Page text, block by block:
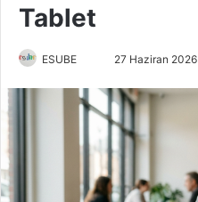
Tablet
ESUBE
r
-
o
27 Haziran 2026